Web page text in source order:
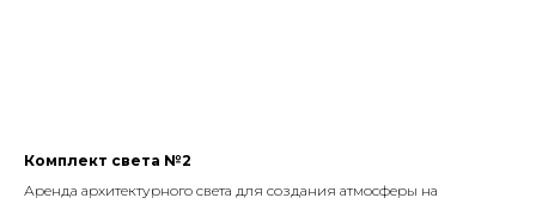
Комплект света №2
Аренда архитектурного света для создания атмосферы на